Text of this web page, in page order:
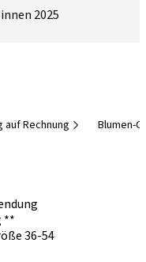
2025
auf Rechnung Blumen-
**
36-54